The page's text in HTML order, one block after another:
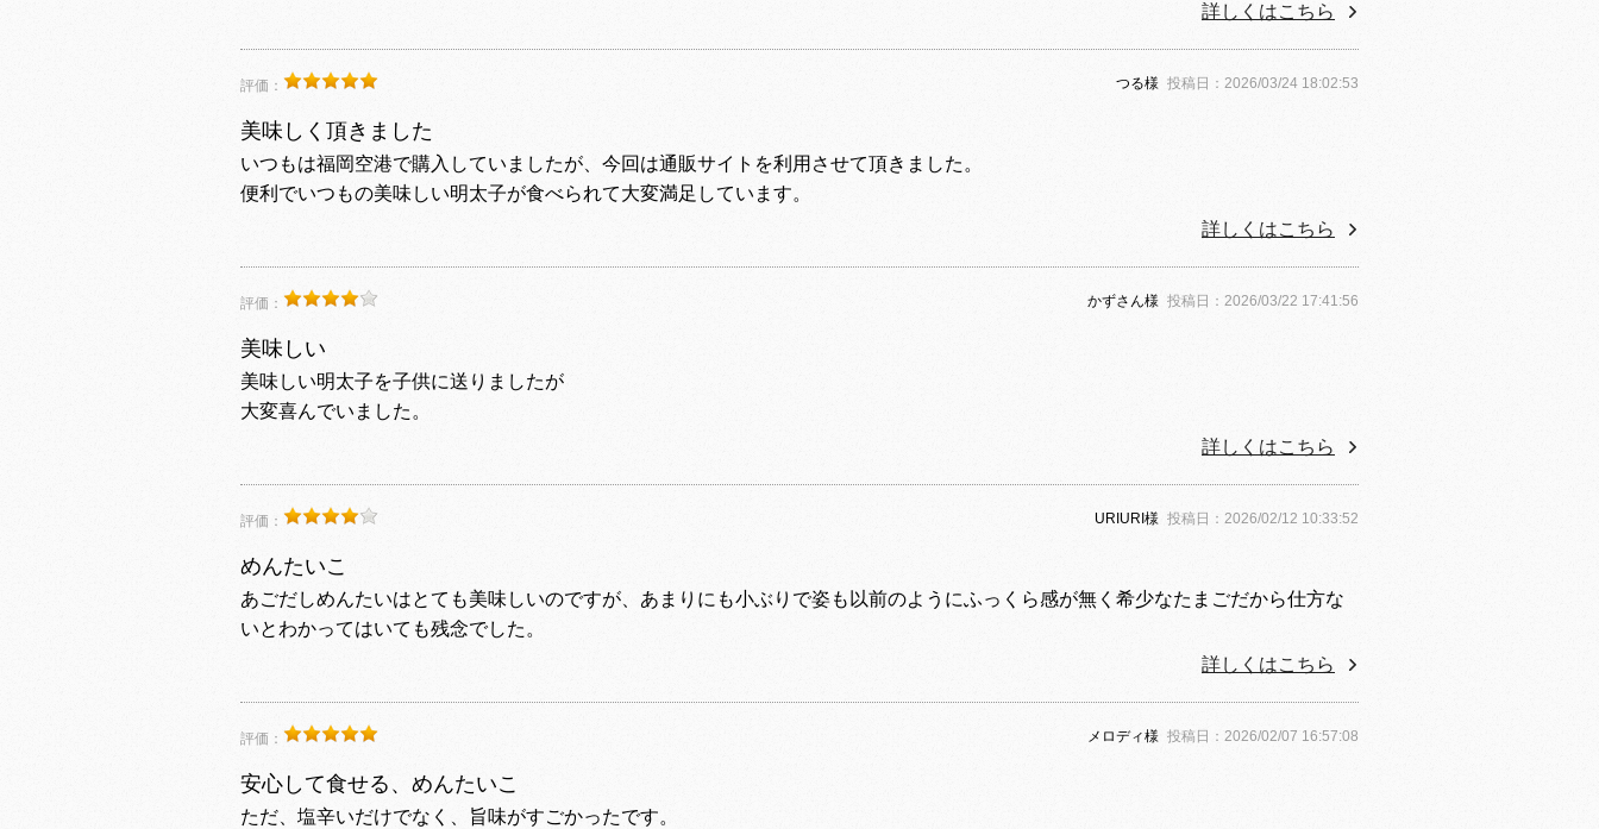
詳しくはこちら
評価： つる様 投稿日：2026/03/24 18:02:53
美味しく頂きました
いつもは福岡空港で購入していましたが、今回は通販サイトを利用させて頂きました。
便利でいつもの美味しい明太子が食べられて大変満足しています。
詳しくはこちら
評価： かずさん様 投稿日：2026/03/22 17:41:56
美味しい
美味しい明太子を子供に送りましたが
大変喜んでいました。
詳しくはこちら
評価： URIURI様 投稿日：2026/02/12 10:33:52
めんたいこ
あごだしめんたいはとても美味しいのですが、あまりにも小ぶりで姿も以前のようにふっくら感が無く希少なたまごだから仕方な
いとわかってはいても残念でした。
詳しくはこちら
評価： メロディ様 投稿日：2026/02/07 16:57:08
安心して食せる、めんたいこ
ただ、塩辛いだけでなく、旨味がすごかったです。